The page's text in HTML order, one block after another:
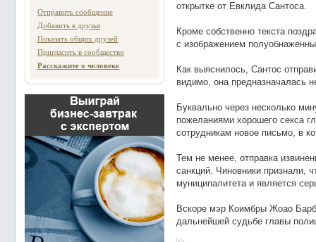
Отправить сообщение
Добавить в друзья
Показать общих друзей
Пригласить в сообщество
Расскажите о человеке
открытке от Евклида Сантоса.
Кроме собственно текста
с изображением
Как выяснилось, Сантос
видимо, она предназначалась
Буквально через несколько
пожеланиями хорошего секса
сотрудникам новое письмо, в
Тем не менее, отправка
санкций. Чиновники признали,
муниципалитета и является
Вскоре мэр Коимбры Жоао
дальнейшей судьбе главы